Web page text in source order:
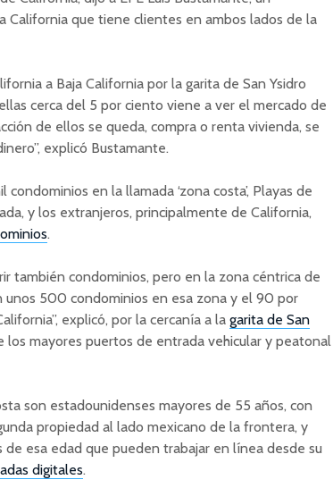
California que tiene clientes en ambos lados de la
a Baja California por la garita de San Ysidro
cerca del 5 por ciento viene a ver el mercado de
de ellos se queda, compra o renta vivienda, se
explicó Bustamante.
en la llamada ‘zona costa’, Playas de
y los extranjeros, principalmente de California,
.
también condominios, pero en la zona céntrica de
unos 500 condominios en esa zona y el 90 por
explicó, por la cercanía a la garita de San
los mayores puertos de entrada vehicular y peatonal
son estadounidenses mayores de 55 años, con
propiedad al lado mexicano de la frontera, y
esa edad que pueden trabajar en línea desde su
digitales.